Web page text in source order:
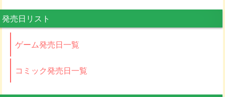
発売日リスト
ゲーム発売日一覧
コミック発売日一覧